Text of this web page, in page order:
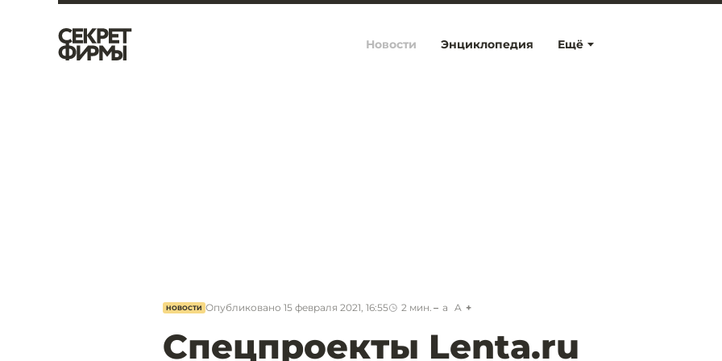
Ещё
Новости Энциклопедия
НОВОСТИ Опубликовано 15 февраля 2021, 16:55 2 мин. a A
Спецпроекты Lenta.ru